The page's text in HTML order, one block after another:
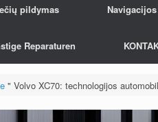
pildymas
Reparaturen
" Volvo XC70: technologijos